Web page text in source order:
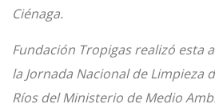
Ciénaga.
Fundación Tropigas realizó esta
la Jornada Nacional de Limpieza
Ríos del Ministerio de Medio